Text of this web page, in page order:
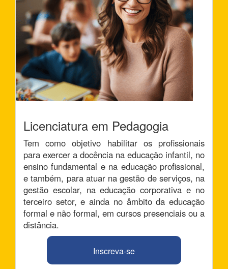
Licenciatura em Pedagogia
Tem como objetivo habilitar os profissionais
para exercer a docência na educação infantil, no
ensino fundamental e na educação profissional,
e também, para atuar na gestão de serviços, na
gestão escolar, na educação corporativa e no
terceiro setor, e ainda no âmbito da educação
formal e não formal, em cursos presenciais ou a
distância.
Inscreva-se